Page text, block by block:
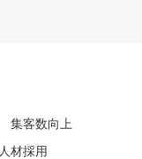
集客数向上
人材採用